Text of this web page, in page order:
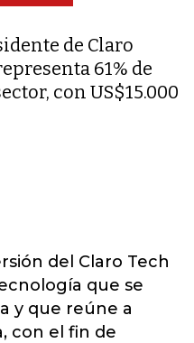
de Claro
61% de
con US$15.000
del Claro Tech
que se
y que reúne a
con el fin de